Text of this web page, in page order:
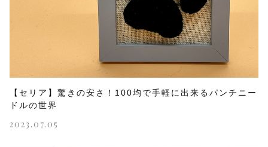
【セリア】驚きの安さ！100均で手軽に出来るパンチニー
ドルの世界
2023.07.05